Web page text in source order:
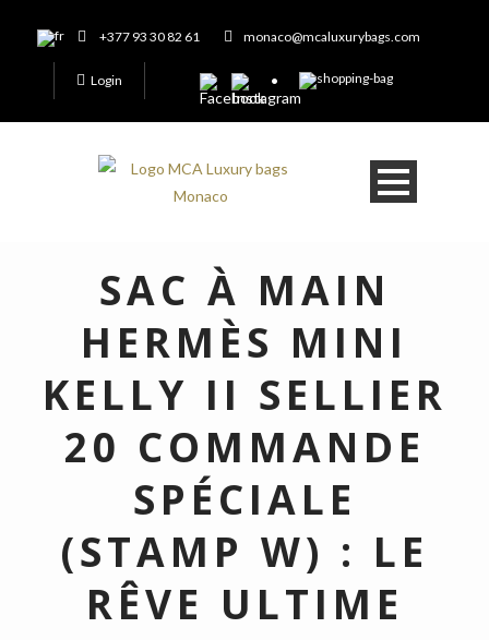
+377 93 30 82 61 monaco@mcaluxurybags.com
Login
SAC À MAIN
HERMÈS MINI
KELLY II SELLIER
20 COMMANDE
SPÉCIALE
(STAMP W) : LE
RÊVE ULTIME